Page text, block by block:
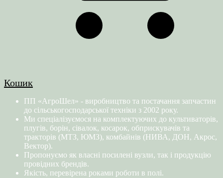
Кошик
ПП «АгроШел» - виробництво та постачання запчастин
до сільськогосподарської техніки з 2002 року.
Ми спеціалізуємося на комплектуючих до культиваторів,
плугів, борін, сівалок, косарок, обприскувачів та
тракторів (МТЗ, ЮМЗ), комбайнів (НИВА, ДОН, Акрос,
Вектор).
Пропонуємо як власні посилені вузли, так і продукцію
провідних брендів.
Якість, перевірена роками роботи в полі.